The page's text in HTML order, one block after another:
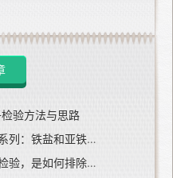
验方法与思路
：铁盐和亚铁盐的检验
如何排除硫酸根的干扰？！